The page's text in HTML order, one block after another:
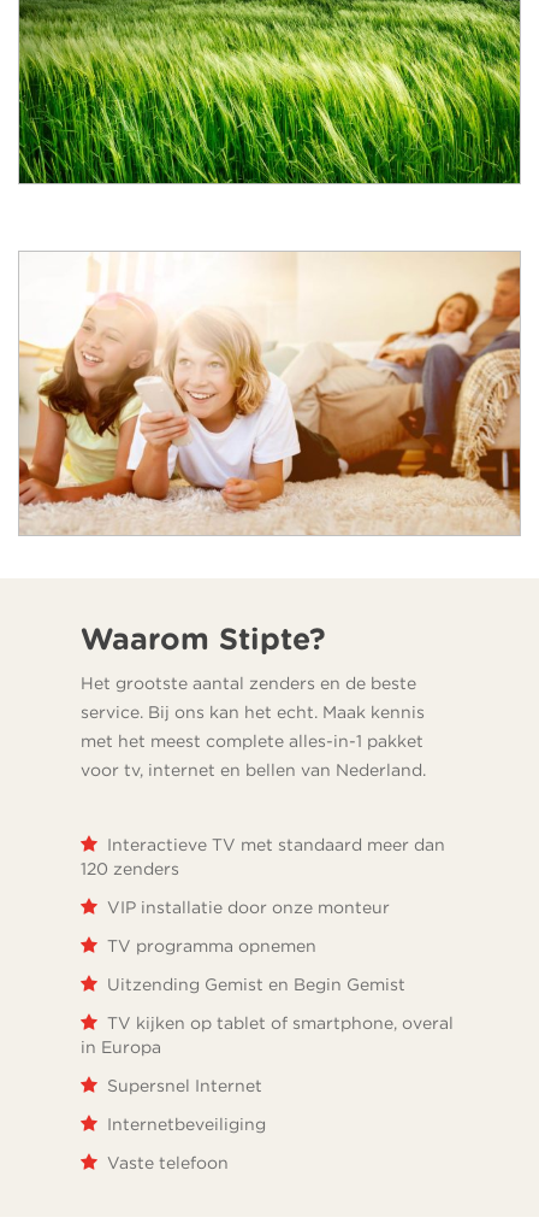
Waarom Stipte?
Het grootste aantal zenders en de beste
service. Bij ons kan het echt. Maak kennis
met het meest complete alles-in-1 pakket
voor tv, internet en bellen van Nederland.
Interactieve TV met standaard meer dan
120 zenders
VIP installatie door onze monteur
TV programma opnemen
Uitzending Gemist en Begin Gemist
TV kijken op tablet of smartphone, overal
in Europa
Supersnel Internet
Internetbeveiliging
Vaste telefoon